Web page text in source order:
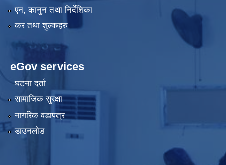
एन, कानुन तथा निर्देशिका
कर तथा शुल्कहरु
eGov services
घटना दर्ता
सामाजिक सुरक्षा
नागरिक वडापत्र
डाउनलोड